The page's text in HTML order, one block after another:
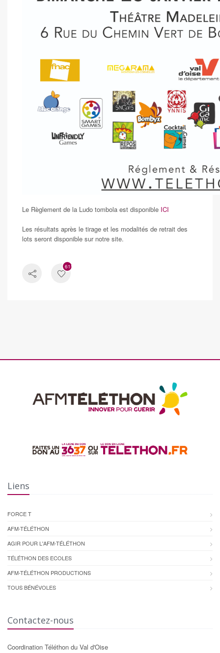
Le Règlement de la Ludo tombola est disponible ICI
Les résultats après le tirage et les modalités de retrait des
lots seront disponible sur notre site.
615
Liens
FORCE T
AFM-TÉLÉTHON
AGIR POUR L'AFM-TÉLÉTHON
TÉLÉTHON DES ECOLES
AFM-TÉLÉTHON PRODUCTIONS
TOUS BÉNÉVOLES
Contactez-nous
Coordination Téléthon du Val d'Oise